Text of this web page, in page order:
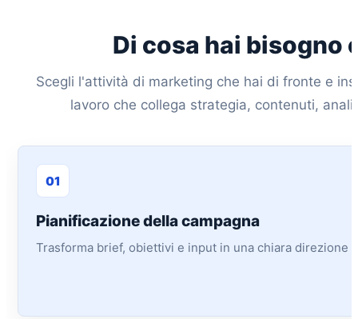
Di cosa hai bisogno
Scegli l'attività di marketing che hai di fronte e
lavoro che collega strategia, contenuti,
01
Pianificazione della campagna
Trasforma brief, obiettivi e input in una chiara direzione